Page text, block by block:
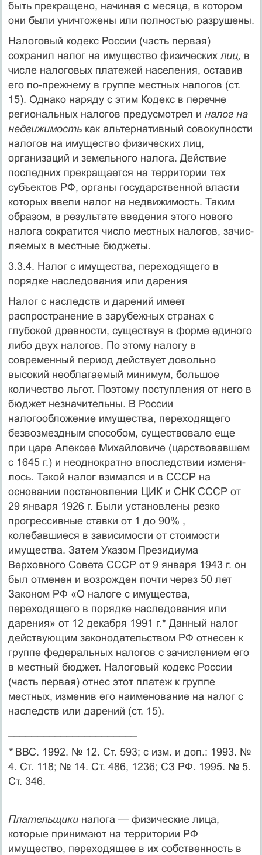
быть прекращено, начи­ная с месяца, в котором
они были уничтожены или полностью разрушены.
Налоговый кодекс России (часть первая)
сохранил налог на имущество физических лиц, в
числе налоговых платежей населе­ния, оставив
его по-прежнему в группе местных налогов (ст.
15). Однако наряду с этим Кодекс в перечне
региональных налогов предусмотрел и налог на
недвижимостькак альтернативный сово­купности
налогов на имущество физических лиц,
организаций и земельного налога. Действие
последних прекращается на террито­рии тех
субъектов РФ, органы государственной власти
которых ввели налог на недвижимость. Таким
образом, в результате введе­ния этого нового
налога сократится число местных налогов, зачис­
ляемых в местные бюджеты.
3.3.4. Налог с имущества, переходящего в
порядке наследования или дарения
Налог с наследств и дарений имеет
распространение в зарубеж­ных странах с
глубокой древности, существуя в форме единого
либо двух налогов. По этому налогу в
современный период дейст­вует довольно
высокий необлагаемый минимум, большое
количе­ство льгот. Поэтому поступления от него в
бюджет незначительны. В России
налогообложение имущества, переходящего
безвозмезд­ным способом, существовало еще
при царе Алексее Михайловиче (царствовавшем
с 1645 г.) и неоднократно впоследствии изменя­
лось. Такой налог взимался и в СССР на
основании постановления ЦИК и СНК СССР от
29 января 1926 г. Были установлены резко
прогрессивные ставки от 1 до 90% ,
колебавшиеся в зависимости от стоимости
имущества. Затем Указом Президиума
Верховного Со­вета СССР от 9 января 1943 г. он
был отменен и возрожден почти через 50 лет
Законом РФ «О налоге с имущества,
переходящего в порядке наследования или
дарения» от 12 декабря 1991 г.* Данный налог
действующим законодательством РФ отнесен к
группе феде­ральных налогов с зачислением его
в местный бюджет. Налоговый кодекс России
(часть первая) отнес этот платеж к группе
местных, изменив его наименование на налог с
наследств или дарений (ст. 15).
*ВВС. 1992. № 12. Ст. 593; с изм. и доп.: 1993. №
4. Ст. 118; № 14. Ст. 486, 1236; СЗ РФ. 1995. № 5.
Ст. 346.
Плательщикиналога — физические лица,
которые принима­ют на территории РФ
имущество, переходящее в их собственность в